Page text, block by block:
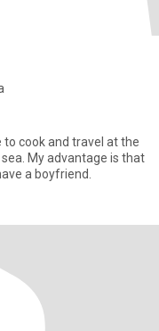
to cook and travel at the
My advantage is that
a boyfriend.